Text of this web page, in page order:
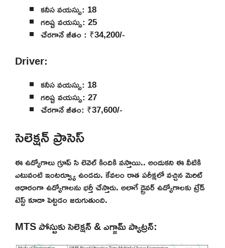
కనీస వయస్సు: 18
గరిష్ట వయస్సు: 25
చేరగానే జీతం : ₹34,200/-
Driver:
కనీస వయస్సు: 18
గరిష్ట వయస్సు: 27
చేరగానే జీతం: ₹37,600/-
సెలెక్షన్ ప్రాసెస్
ఈ ఉద్యోగాలు గ్రూప్ సి లెవెల్ కిందికి వస్తాయి.. అందుకని ఈ వీటికి
ఎటువంటి ఇంటర్వ్యూ ఉండదు. కేవలం రాత పరీక్షలో వచ్చిన మెరిట్
ఆధారంగా ఉద్యోగాలను భర్తీ చేస్తారు. అలాగే డ్రైవర్ ఉద్యోగాలకు ట్రేడ్
టెస్ట్ కూడా పెట్టడం జరుగుతుంది.
MTS పోస్టుకు సెలెక్షన్ & ఎగ్జామ్ ప్యాట్రన్: